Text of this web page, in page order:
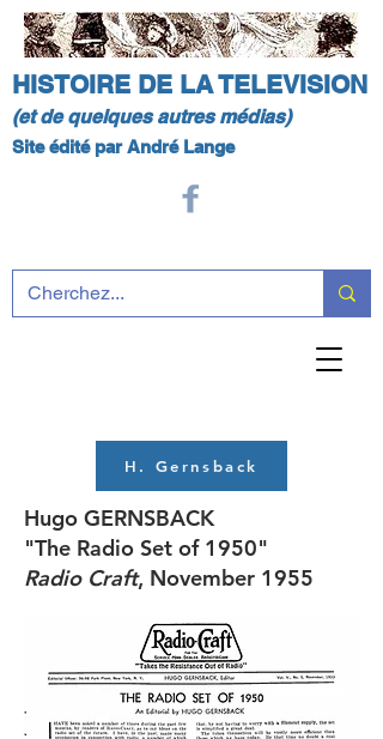
HISTOIRE DE LA TELEVISION
(et de quelques autres médias)
Site édité par André Lange
H. Gernsback
Hugo GERNSBACK
"The Radio Set of 1950"
Radio Craft, November 1955